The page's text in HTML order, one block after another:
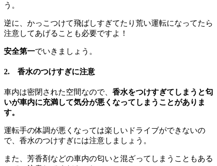
う。
逆に、かっこつけて飛ばしすぎてたり荒い運転になってたら
注意してあげることも必要ですよ！
安全第一でいきましょう。
2. 香水のつけすぎに注意
車内は密閉された空間なので、 香水をつけすぎてしまうと匂
いが車内に充満して気分が悪くなってしまうことがありま
す。
運転手の体調が悪くなっては楽しいドライブができないの
で、香水のつけすぎには注意しましょう。
また、芳香剤などの車内の匂いと混ざってしまうこともある